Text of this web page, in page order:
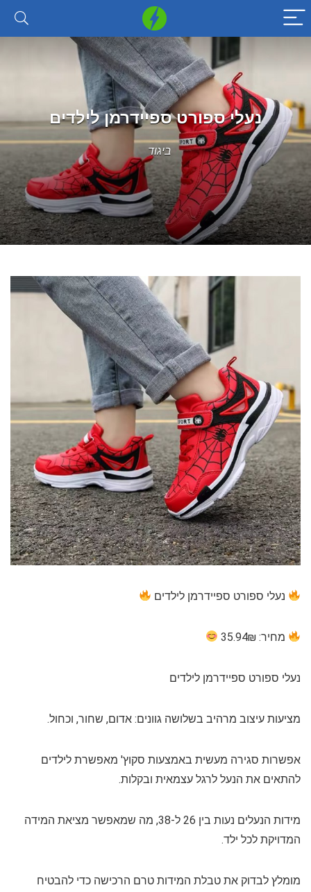
נעלי ספורט ספיידרמן לילדים
ביגוד
נעלי ספורט ספיידרמן לילדים
מחיר: 35.94₪
נעלי ספורט ספיידרמן לילדים
מציעות עיצוב מרהיב בשלושה גוונים: אדום, שחור, וכחול.
אפשרות סגירה מעשית באמצעות סקוץ' מאפשרת לילדים
להתאים את הנעל לרגל עצמאית ובקלות.
מידות הנעלים נעות בין 26 ל-38, מה שמאפשר מציאת המידה
המדויקת לכל ילד.
מומלץ לבדוק את טבלת המידות טרם הרכישה כדי להבטיח